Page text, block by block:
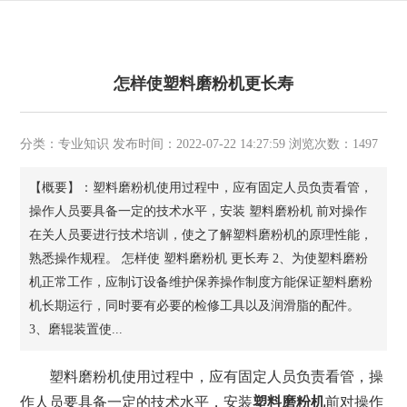
怎样使塑料磨粉机更长寿
分类：专业知识 发布时间：2022-07-22 14:27:59 浏览次数：1497
【概要】：塑料磨粉机使用过程中，应有固定人员负责看管，
操作人员要具备一定的技术水平，安装 塑料磨粉机 前对操作
在关人员要进行技术培训，使之了解塑料磨粉机的原理性能，
熟悉操作规程。 怎样使 塑料磨粉机 更长寿 2、为使塑料磨粉
机正常工作，应制订设备维护保养操作制度方能保证塑料磨粉
机长期运行，同时要有必要的检修工具以及润滑脂的配件。
3、磨辊装置使...
塑料磨粉机使用过程中，应有固定人员负责看管，操
作人员要具备一定的技术水平，安装塑料磨粉机前对操作